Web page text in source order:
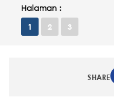
Halaman :
1 2 3
SHARE